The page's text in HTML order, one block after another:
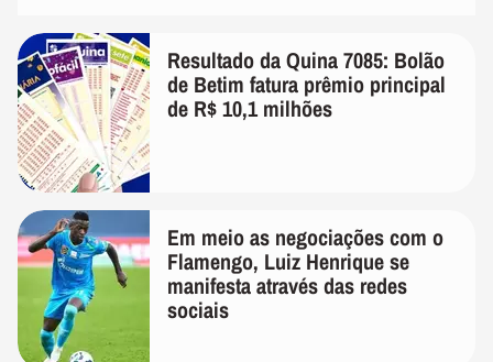
Resultado da Quina 7085: Bolão
de Betim fatura prêmio principal
de R$ 10,1 milhões
Em meio as negociações com o
Flamengo, Luiz Henrique se
manifesta através das redes
sociais